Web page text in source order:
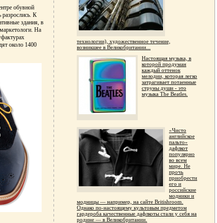
обувной
К
здания, в
На
около 1400
технологии), художественное течение,
возникшее в Великобритании...
Настоящая музыка, в
которой продуман
каждый оттенок
мелодии, которая легко
затрагивает потаенные
струны души - это
музыка The Beatles.
«Чисто
английское
пальто»
дафлкот
популярно
во всем
мире. Не
прочь
приобрести
его и
российские
модники и
модницы — например, на сайте Britishroom.
Однако по-настоящему культовым предметом
гардероба качественные дафлкоты стали у себя на
родине — в Великобритании.